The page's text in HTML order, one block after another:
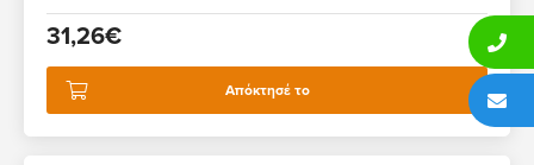
31,26€
Απόκτησέ το